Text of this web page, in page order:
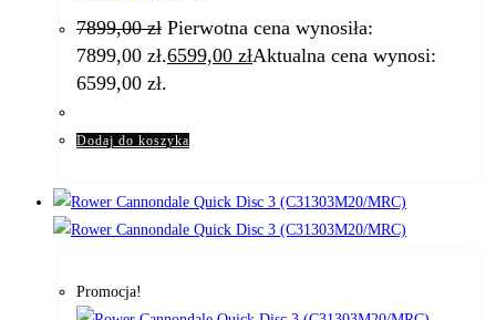
7899,00zł Pierwotna cena wynosiła:
7899,00 zł.6599,00 złAktualna cena wynosi:
6599,00 zł.
Dodaj do koszyka
Promocja!